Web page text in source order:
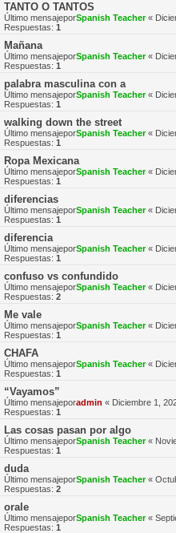
TANTO O TANTOS
Último mensajeporSpanish Teacher«
Respuestas: 1
Mañana
Último mensajeporSpanish Teacher«
Respuestas: 1
palabra masculina con a
Último mensajeporSpanish Teacher«
Respuestas: 1
walking down the street
Último mensajeporSpanish Teacher«
Respuestas: 1
Ropa Mexicana
Último mensajeporSpanish Teacher«
Respuestas: 1
diferencias
Último mensajeporSpanish Teacher«
Respuestas: 1
diferencia
Último mensajeporSpanish Teacher«
Respuestas: 1
confuso vs confundido
Último mensajeporSpanish Teacher«
Respuestas: 2
Me vale
Último mensajeporSpanish Teacher«
Respuestas: 1
CHAFA
Último mensajeporSpanish Teacher«
Respuestas: 1
“Vayamos”
Último mensajeporadmin « Diciembre 1,
Respuestas: 1
Las cosas pasan por algo
Último mensajeporSpanish Teacher«
Respuestas: 1
duda
Último mensajeporSpanish Teacher«
Respuestas: 2
orale
Último mensajeporSpanish Teacher«
Respuestas: 1